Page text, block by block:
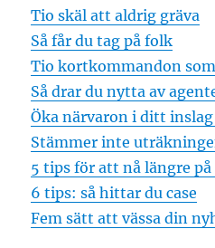
Tio skäl att aldrig gräva
Så får du tag på folk
Tio kortkommandon
Så drar du nytta av
Öka närvaron i ditt
Stämmer inte
5 tips för att nå längre
6 tips: så hittar du case
Fem sätt att vässa din